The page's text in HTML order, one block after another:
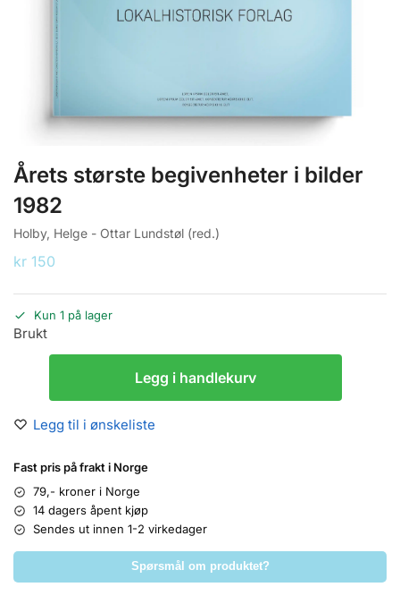
Årets største begivenheter i bilder
1982
Holby, Helge - Ottar Lundstøl (red.)
kr 150
Kun 1 på lager
Brukt
Legg i handlekurv
Legg til i ønskeliste
Fast pris på frakt i Norge
79,- kroner i Norge
14 dagers åpent kjøp
Sendes ut innen 1-2 virkedager
Spørsmål om produktet?